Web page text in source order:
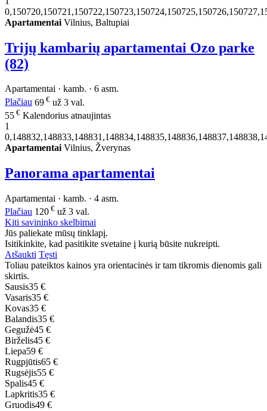
Apartamentai Vilnius, Baltupiai
Trijų kambarių apartamentai Ozo parke
(82)
Apartamentai · kamb. · 6 asm.
Plačiau 69 € už 3 val.
55 € Kalendorius atnaujintas
1
Apartamentai Vilnius, Žverynas
Panorama apartamentai
Apartamentai · kamb. · 4 asm.
Plačiau 120 € už 3 val.
Kiti savininko skelbimai
Jūs paliekate mūsų tinklapį.
Isitikinkite, kad pasitikite svetaine į kurią būsite nukreipti.
Atšaukti Tęsti
Toliau pateiktos kainos yra orientacinės ir tam tikromis dienomis gali
skirtis.
Sausis35 €
Vasaris35 €
Kovas35 €
Balandis35 €
Gegužė45 €
Birželis45 €
Liepa59 €
Rugpjūtis65 €
Rugsėjis55 €
Spalis45 €
Lapkritis35 €
Gruodis49 €